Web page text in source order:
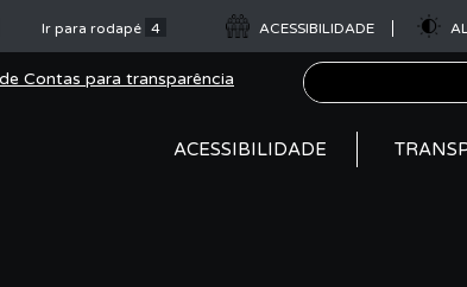
Ir para rodapé 4 ACESSIBILIDADE
Contas para transparência Pesquisar
ACESSIBILIDADE